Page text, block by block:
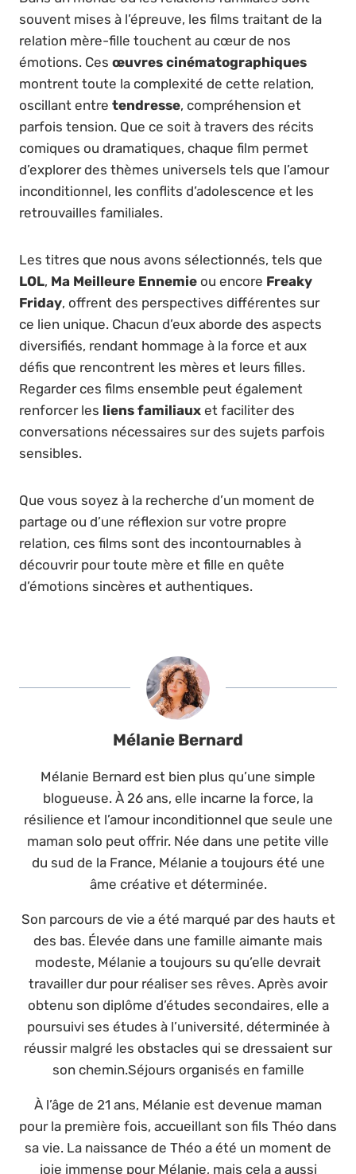
souvent mises à l’épreuve, les films traitant de la
relation mère-fille touchent au cœur de nos
émotions. Ces œuvres cinématographiques
montrent toute la complexité de cette relation,
oscillant entre tendresse, compréhension et
parfois tension. Que ce soit à travers des récits
comiques ou dramatiques, chaque film permet
d’explorer des thèmes universels tels que l’amour
inconditionnel, les conflits d’adolescence et les
retrouvailles familiales.
Les titres que nous avons sélectionnés, tels que
LOL, Ma Meilleure Ennemie ou encore Freaky
Friday, offrent des perspectives différentes sur
ce lien unique. Chacun d’eux aborde des aspects
diversifiés, rendant hommage à la force et aux
défis que rencontrent les mères et leurs filles.
Regarder ces films ensemble peut également
renforcer les liens familiaux et faciliter des
conversations nécessaires sur des sujets parfois
sensibles.
Que vous soyez à la recherche d’un moment de
partage ou d’une réflexion sur votre propre
relation, ces films sont des incontournables à
découvrir pour toute mère et fille en quête
d’émotions sincères et authentiques.
Mélanie Bernard
Mélanie Bernard est bien plus qu’une simple
blogueuse. À 26 ans, elle incarne la force, la
résilience et l’amour inconditionnel que seule une
maman solo peut offrir. Née dans une petite ville
du sud de la France, Mélanie a toujours été une
âme créative et déterminée.
Son parcours de vie a été marqué par des hauts et
des bas. Élevée dans une famille aimante mais
modeste, Mélanie a toujours su qu’elle devrait
travailler dur pour réaliser ses rêves. Après avoir
obtenu son diplôme d’études secondaires, elle a
poursuivi ses études à l’université, déterminée à
réussir malgré les obstacles qui se dressaient sur
son chemin.Séjours organisés en famille
À l’âge de 21 ans, Mélanie est devenue maman
pour la première fois, accueillant son fils Théo dans
sa vie. La naissance de Théo a été un moment de
joie immense pour Mélanie, mais cela a aussi